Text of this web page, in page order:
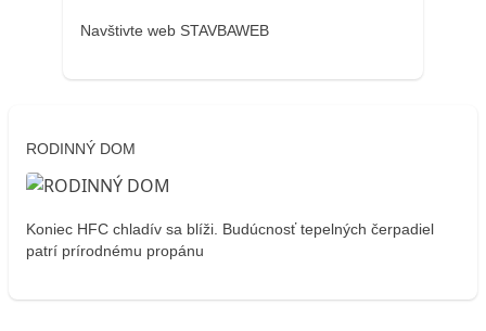
Navštivte web STAVBAWEB
RODINNÝ DOM
Koniec HFC chladív sa blíži. Budúcnosť tepelných čerpadiel
patrí prírodnému propánu